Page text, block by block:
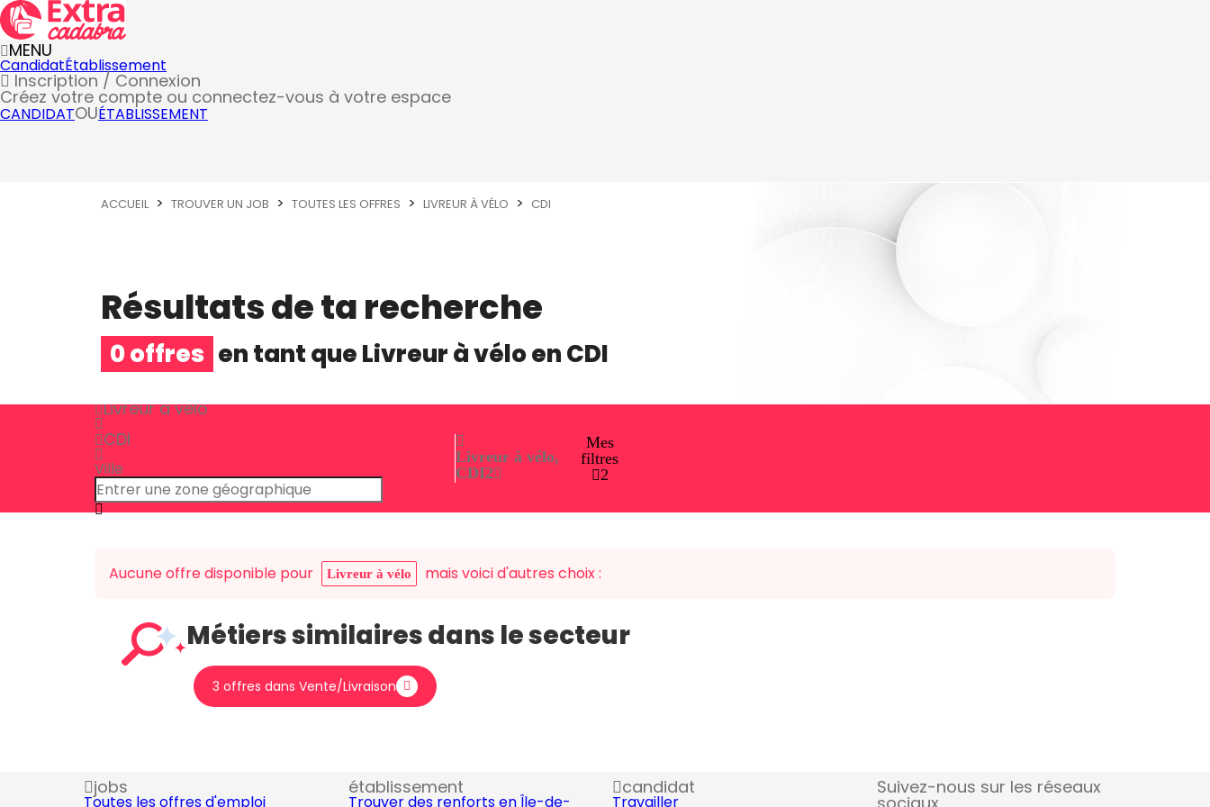
MENU
CandidatÉtablissement
Inscription / Connexion
Créez votre compte ou connectez-vous à votre espace
CANDIDATOUÉTABLISSEMENT
ACCUEIL TROUVER UN JOB TOUTES LES OFFRES LIVREUR À VÉLO CDI
Résultats de ta recherche
0 offres en tant queLivreur à véloenCDI
Livreur à vélo
CDI
Ville
Livreur à vélo,
CDI2
Mes
filtres
2
Aucune offre disponible pour Livreur à vélo mais voici d'autres choix :
Métiers similaires dans le secteur
3 offres dans Vente/Livraison
jobs
Toutes les offres d'emploi
établissement
Trouver des renforts en Île-de-
candidat
Travailler
Suivez-nous sur les réseaux